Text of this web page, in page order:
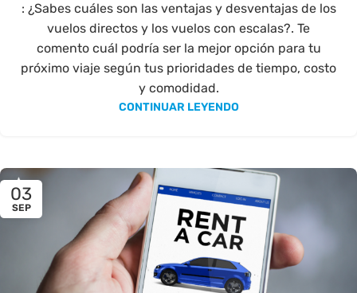
: ¿Sabes cuáles son las ventajas y desventajas de los
vuelos directos y los vuelos con escalas?. Te
comento cuál podría ser la mejor opción para tu
próximo viaje según tus prioridades de tiempo, costo
y comodidad.
CONTINUAR LEYENDO
03
SEP